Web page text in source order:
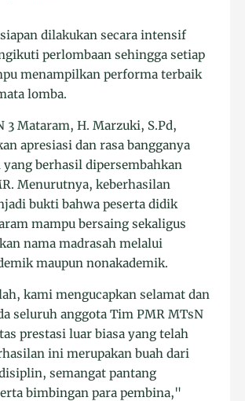
dilakukan secara intensif
perlombaan sehingga setiap
menampilkan performa terbaik
lomba.
3 Mataram, H. Marzuki, S.Pd,
apresiasi dan rasa bangganya
yang berhasil dipersembahkan
Menurutnya, keberhasilan
bukti bahwa peserta didik
mampu bersaing sekaligus
nama madrasah melalui
maupun nonakademik.
kami mengucapkan selamat dan
seluruh anggota Tim PMR MTsN
prestasi luar biasa yang telah
ini merupakan buah dari
semangat pantang
bimbingan para pembina,"